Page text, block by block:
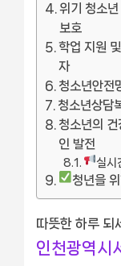
위기 청소
보호
학업 지원
자
청소년안전
청소년상담
청소년의
인 발전
실시
청년을
따뜻한 하루 되
인천광역시